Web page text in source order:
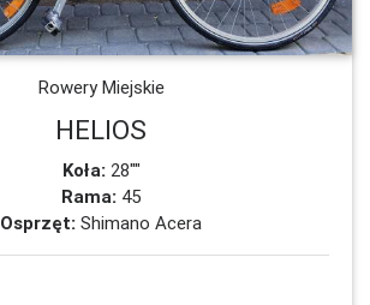
Rowery Miejskie
HELIOS
Koła: 28""
Rama: 45
Osprzęt: Shimano Acera